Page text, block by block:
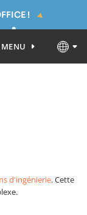
!
MENU
d'ingénierie. Cette